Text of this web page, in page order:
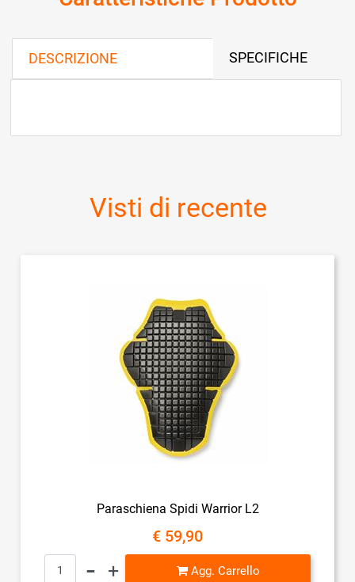
DESCRIZIONE SPECIFICHE
Visti di recente
Paraschiena Spidi Warrior L2
€ 59,90
Quantità
Agg. Carrello